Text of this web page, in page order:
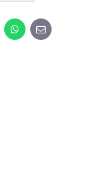
WhatsApp
E-
mail